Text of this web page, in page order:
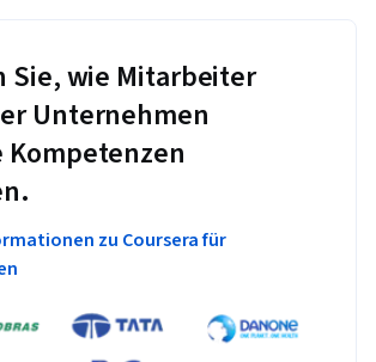
Sie, wie Mitarbeiter
Unternehmen
Kompetenzen
zu Coursera für